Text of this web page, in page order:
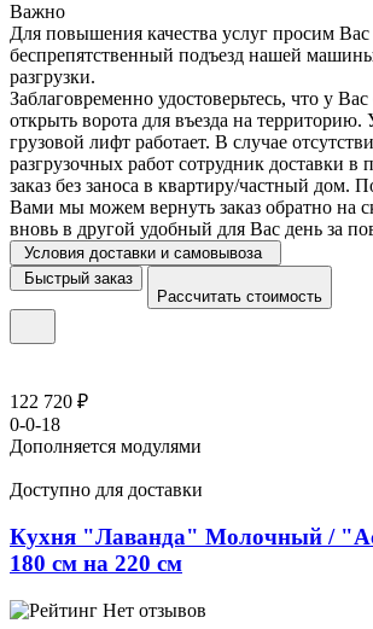
Важно
Для повышения качества услуг просим Вас
беспрепятственный подъезд нашей
разгрузки.
Заблаговременно удостоверьтесь, что у
открыть ворота для въезда на территорию.
грузовой лифт работает. В случае
разгрузочных работ сотрудник доставки в
заказ без заноса в квартиру/частный дом.
Вами мы можем вернуть заказ обратно на
вновь в другой удобный для Вас день за
Условия доставки и самовывоза
Быстрый заказ
Рассчитать стоимость
122 720 ₽
0-0-18
Дополняется модулями
Доступно для доставки
Кухня "Лаванда" Молочный /
180 см на 220 см
Нет отзывов